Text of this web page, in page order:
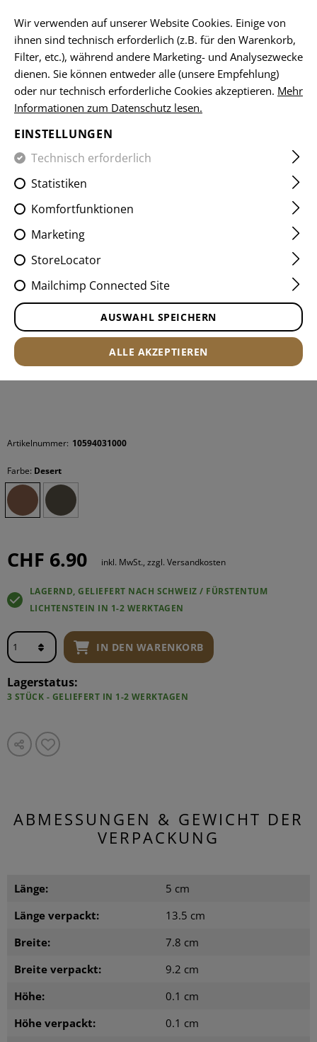
HOME EQUIPMENT ABZEICHEN WOVEN
AUSTRIA EMBLEM FLAG
PATCH
Artikelnummer: 10594031000
Farbe: Desert
CHF 6.90 inkl. MwSt., zzgl. Versandkosten
LAGERND, GELIEFERT NACH SCHWEIZ / FÜRSTENTUM
LICHTENSTEIN IN 1-2 WERKTAGEN
IN DEN WARENKORB
Lagerstatus:
3 STÜCK - GELIEFERT IN 1-2 WERKTAGEN
ABMESSUNGEN & GEWICHT DER
VERPACKUNG
Länge:
5 cm
Länge verpackt:
13.5 cm
Breite:
7.8 cm
Breite verpackt:
9.2 cm
Höhe:
0.1 cm
Höhe verpackt:
0.1 cm
Wir verwenden auf unserer Website Cookies. Einige von
ihnen sind technisch erforderlich (z.B. für den Warenkorb,
Filter, etc.), während andere Marketing- und Analysezwecke
dienen. Sie können entweder alle (unsere Empfehlung)
oder nur technisch erforderliche Cookies akzeptieren. Mehr
Informationen zum Datenschutz lesen.
EINSTELLUNGEN
Technisch erforderlich
Statistiken
Komfortfunktionen
Marketing
StoreLocator
Mailchimp Connected Site
AUSWAHL SPEICHERN
ALLE AKZEPTIEREN